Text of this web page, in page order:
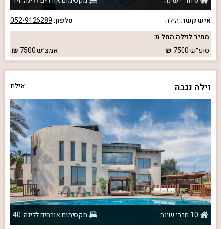
איש קשר: הילה טלפון: 052-9126289
מחיר לוילה החל מ:
סופ״ש7500 אמצ״ש7500
וילה נגבה אילת
10 חדרי שינה
מקסימום אורחים ללינה: 40